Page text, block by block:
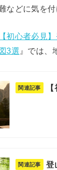
などに気を
【初心者必見
3選 』では、
関連記事
関連記事 登